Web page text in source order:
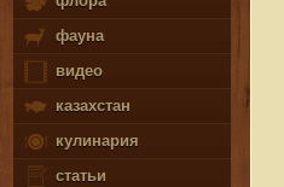
фауна
видео
казахстан
кулинария
статьи